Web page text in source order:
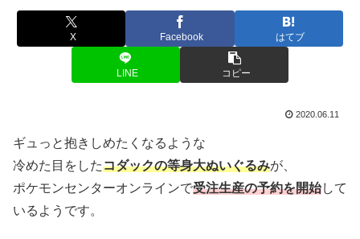
X Facebook はてブ
LINE コピー
2020.06.11
ギュっと抱きしめたくなるような
冷めた目をしたコダックの等身大ぬいぐるみが、
ポケモンセンターオンラインで受注生産の予約を開始して
いるようです。